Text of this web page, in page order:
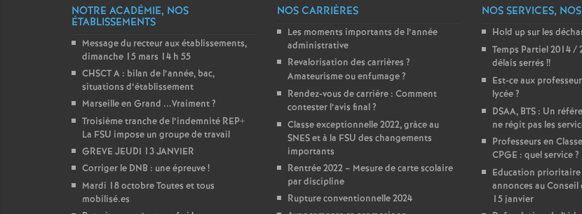
s
T
o
u
r
s
NOTRE ACADÉMIE, NOS
ÉTABLISSEMENTS
Message du recteur aux établissements,
dimanche 15 mars 14 h 55
CHSCT A : bilan de l’année, bac,
situations d’établissement
Marseille en Grand ...Vraiment?
Troisième tranche de l’indemnité REP+
La FSU impose un groupe de travail
GREVE JEUDI 13 JANVIER
Corriger le DNB : une épreuve!
Mardi 18 octobre Toutes et tous
mobilisé.es
NOS CARRIÈRES
Les moments importants de l’année
administrative
Revalorisation des carrières ?
Amateurisme ou enfumage?
Rendez-vous de carrière : Comment
contester l’avis final?
Classe exceptionnelle 2022, gràce au
SNES et à la FSU des changements
importants
Rentrée 2022 – Mesure de carte scolaire
par discipline
Rupture conventionnelle 2024
NOS SERVICES,
Hold up sur les
Temps Partiel 2014
délais serrés !!
Est-ce aux
lycée?
DSAA, BTS : Un
ne régit pas les
Professeurs en
CPGE : quel service?
Education prioritaire
annonces au
15 janvier